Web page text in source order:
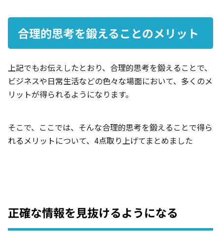
合理的思考を鍛えることのメリット
上記でもお伝えしたとおり、合理的思考を鍛えることで、
ビジネスや日常生活などの色々な場面において、多くのメ
リットが得られるようになります。
そこで、ここでは、そんな合理的思考を鍛えることで得ら
れるメリットについて、4点取り上げてまとめました
正確な情報を見抜けるようになる